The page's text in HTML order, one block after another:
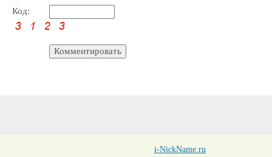
Код:
i-NickName.ru